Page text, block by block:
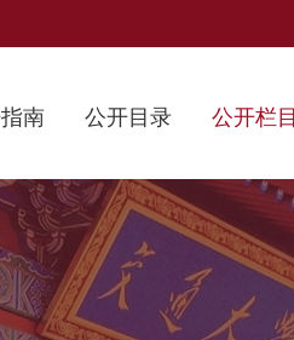
南 公开目录 公开栏目